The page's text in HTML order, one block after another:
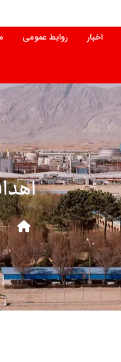
اخبار روابط عمومی